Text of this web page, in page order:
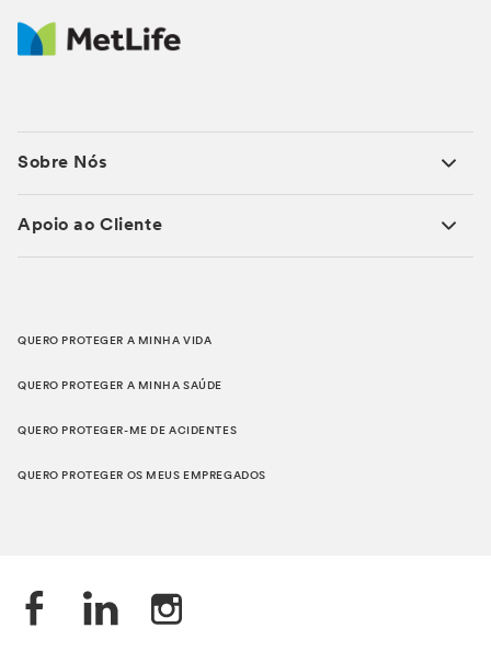
Sobre Nós
Apoio ao Cliente
QUERO PROTEGER A MINHA VIDA
QUERO PROTEGER A MINHA SAÚDE
QUERO PROTEGER-ME DE ACIDENTES
QUERO PROTEGER OS MEUS EMPREGADOS